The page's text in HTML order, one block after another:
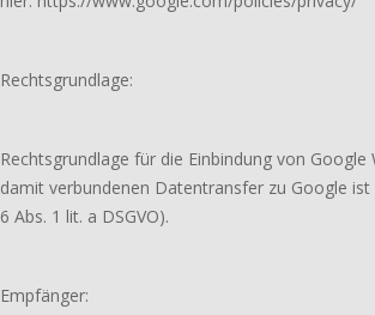
Rechtsgrundlage:
Rechtsgrundlage für die Einbindung von
damit verbundenen Datentransfer zu Google ist
6 Abs. 1 lit. a DSGVO).
Empfänger: